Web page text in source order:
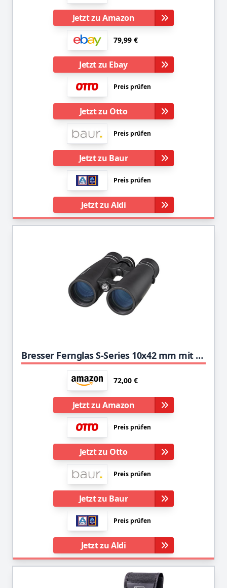
Jetzt zu Amazon
79,99 €
Jetzt zu Ebay
Preis prüfen
Jetzt zu Otto
Preis prüfen
Jetzt zu Baur
Preis prüfen
Jetzt zu Aldi
Bresser Fernglas S-Series 10x42 mm mit Mehrschichtvergütung, BK-7 Glasmaterial, LE-Okularen für Brillenträger, vollständiger Gummierung und offener Brücke, schwarz
72,00 €
Jetzt zu Amazon
Preis prüfen
Jetzt zu Otto
Preis prüfen
Jetzt zu Baur
Preis prüfen
Jetzt zu Aldi